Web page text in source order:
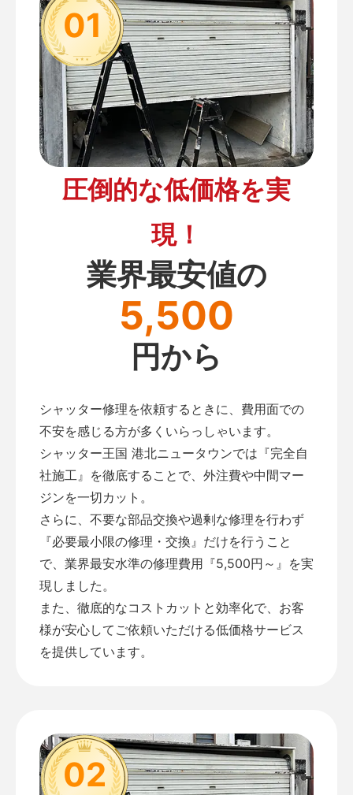
01
圧倒的な低価格を実
現！
業界最安値の
5,500
円から
シャッター修理を依頼するときに、費用面での
不安を感じる方が多くいらっしゃいます。
シャッター王国 港北ニュータウンでは『完全自
社施工』を徹底することで、外注費や中間マー
ジンを一切カット。
さらに、不要な部品交換や過剰な修理を行わず
『必要最小限の修理・交換』だけを行うこと
で、業界最安水準の修理費用『5,500円～』を実
現しました。
また、徹底的なコストカットと効率化で、お客
様が安心してご依頼いただける低価格サービス
を提供しています。
02